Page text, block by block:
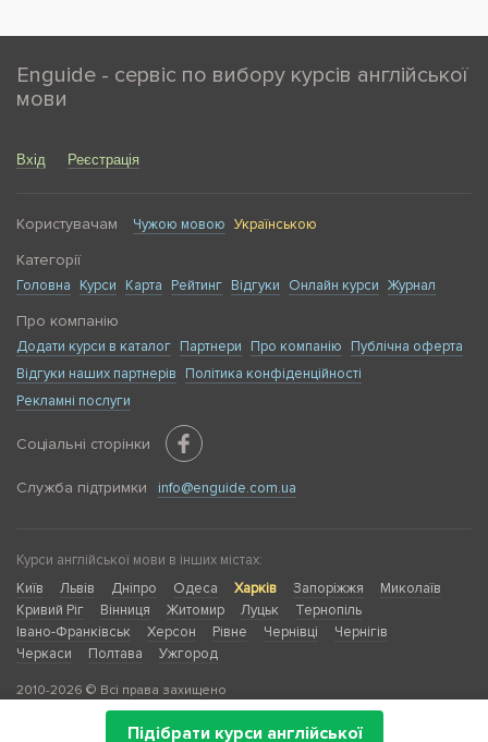
Підібрати курси англійської
Enguide - сервіс по вибору курсів англійської
мови
Вхід Реєстрація
Користувачам Чужою мовою Українською
Категорії
Головна Курси Карта Рейтинг Відгуки Онлайн курси Журнал
Про компанію
Додати курси в каталог Партнери Про компанію
Публічна оферта
Відгуки наших партнерів
Політика конфіденційності
Рекламні послуги
Соціальні сторінки
Служба підтримки info@enguide.com.ua
Курси англійської мови в інших містах:
Київ
Львів Дніпро Одеса Харків Запоріжжя
Миколаїв
Кривий Ріг
Вінниця Житомир Луцьк
Тернопіль
Івано-Франківськ
Херсон Рівне Чернівці
Чернігів
Черкаси
Полтава Ужгород
2010-2026 © Всі права захищено